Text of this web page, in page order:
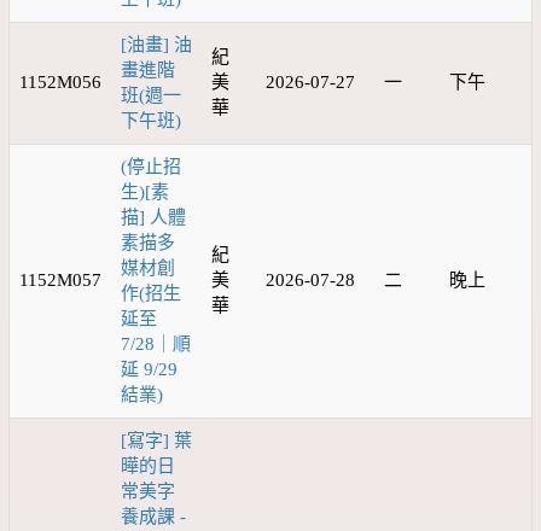
1152M056
[油畫] 油
畫進階
班(週一
下午班)
紀
美
華
2026-07-27 一 下午
1152M057
(停止招
生)[素
描] 人體
素描多
媒材創
作(招生
延至
7/28｜順
延 9/29
結業)
紀
美
華
2026-07-28 二 晚上
[寫字] 葉
曄的日
常美字
養成課 -